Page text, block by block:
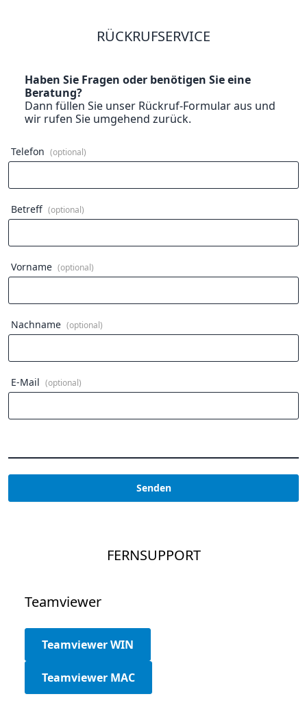
RÜCKRUFSERVICE
Haben Sie Fragen oder benötigen Sie eine
Beratung?
Dann füllen Sie unser Rückruf-Formular aus und
wir rufen Sie umgehend zurück.
Telefon (optional)
Betreff (optional)
Vorname (optional)
Nachname (optional)
E-Mail (optional)
Senden
FERNSUPPORT
Teamviewer
Teamviewer WIN
Teamviewer MAC